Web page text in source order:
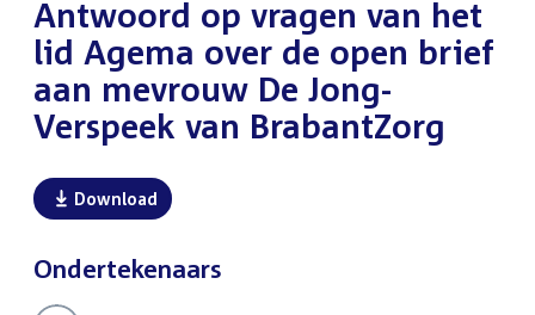
Antwoord op vragen van het
lid Agema over de open brief
aan mevrouw De Jong-
Verspeek van BrabantZorg
Download
Ondertekenaars